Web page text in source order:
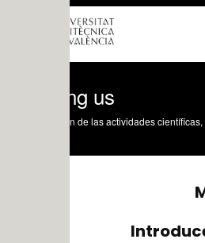
de las actividades científicas, tecnológicas y